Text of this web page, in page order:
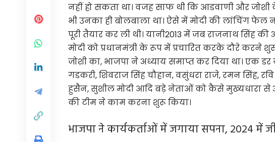
नहीं हो सकता था। वजह साफ थी कि आडवाणी और
भी उनका ही बोलबाला था। ऐसे में मोदी की लांचिंग
पूरी तैयार कर ली थी। यानी2013 में जब राजनाथ सिंह की
मोदी को प्रधानमंत्री के रूप में प्रचारित करके दौरे करने
जोशी का, भाजपा ने अध्याय समाप्त कर दिया था। एक डर
गडकरी, शिवराज सिंह चौहान, वसुंधरा राजे, रमन सिंह,
हुसैन, सुशील मोदी आदि बड़े नेताओं को कैसे मुख्यधारा
की टीम ने काम करना शुरू किया।
भाजपा ने कार्यकर्ताओं में जगाया सपना, 2024 में